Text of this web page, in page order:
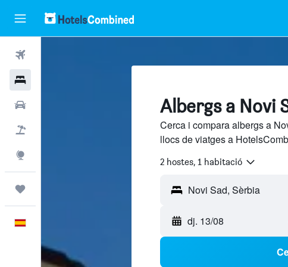
Albergs a Novi
Cerca i compara albergs a
llocs de viatges a
2 hostes, 1 habitació
dj. 13/08